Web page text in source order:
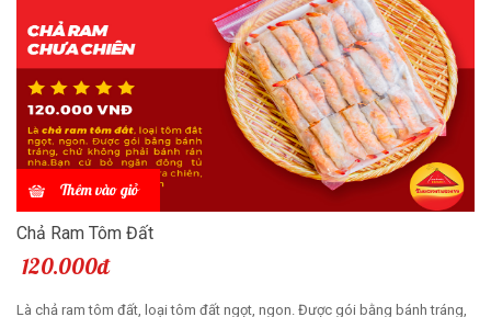
Thêm vào giỏ
Chả Ram Tôm Đất
120.000đ
Là chả ram tôm đất, loại tôm đất ngọt, ngon. Được gói bằng bánh tráng,